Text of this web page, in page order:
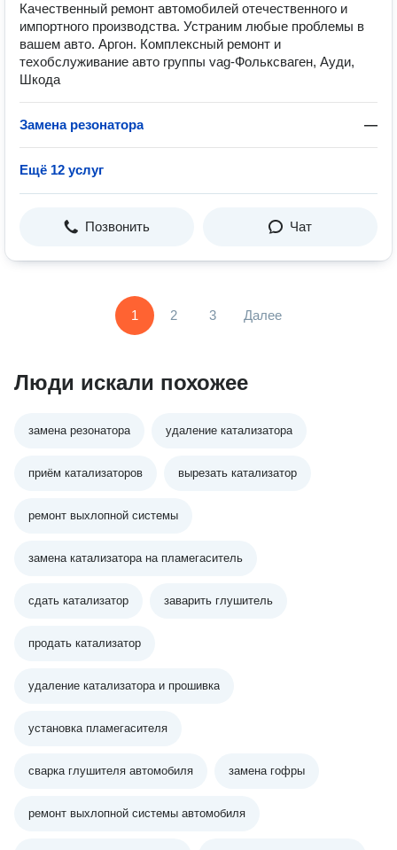
Качественный ремонт автомобилей отечественного и
импортного производства. Устраним любые проблемы в
вашем авто. Аргон. Комплексный ремонт и
техобслуживание авто группы vag-Фольксваген, Ауди,
Шкода
Замена резонатора —
Ещё 12 услуг
Позвонить Чат
1 2 3 Далее
Люди искали похожее
замена резонатора удаление катализатора
приём катализаторов вырезать катализатор
ремонт выхлопной системы
замена катализатора на пламегаситель
сдать катализатор заварить глушитель
продать катализатор
удаление катализатора и прошивка
установка пламегасителя
сварка глушителя автомобиля замена гофры
ремонт выхлопной системы автомобиля